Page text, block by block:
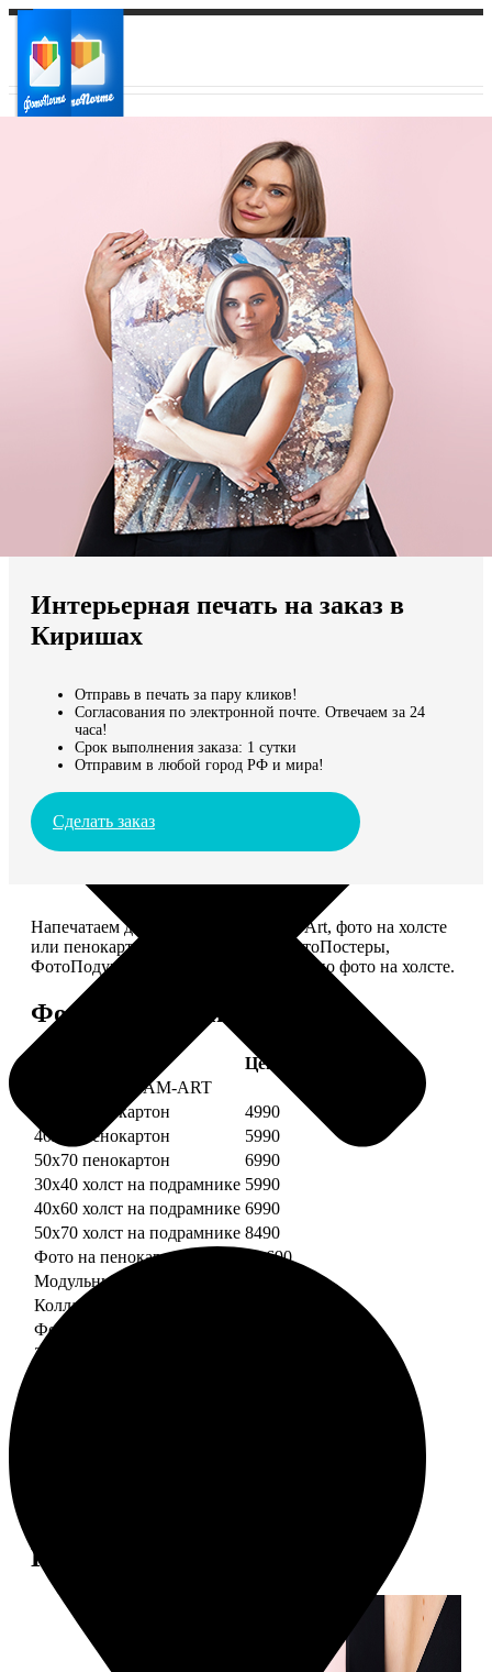
Ваш регион доставки
Выберите из списка:
Мы доставляем по всему миру
Продолжить без города
Интерьерная печать на заказ в
Киришах
Отправь в печать за пару кликов!
Согласования по электронной почте. Отвечаем за 24
часа!
Срок выполнения заказа: 1 сутки
Отправим в любой город РФ и мира!
Сделать заказ
Напечатаем для вас картины Dream-Art, фото на холсте
или пенокартоне, ФотоМозаику, ФотоПостеры,
ФотоПодушки или напишем портрет по фото на холсте.
Форматы и цены
Цена, руб.
Картины DREAM-ART
30х40 пенокартон
4990
40х60 пенокартон
5990
50х70 пенокартон
6990
30х40 холст на подрамнике 5990
40х60 холст на подрамнике 6990
50х70 холст на подрамнике 8490
Фото на пенокартоне
от 690
Модульный пенокартон
Коллаж на пенокартоне
ФотоМозаика
30х40 пенокартон
Примеры работ